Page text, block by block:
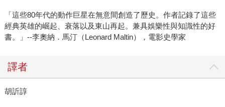
「這些80年代的動作巨星在無意間創造了歷史。作者記錄了這些
經典英雄的崛起、衰落以及東山再起。兼具娛樂性與知識性的好
書。」--李奧納．馬汀（Leonard Maltin），電影史學家
譯者
胡訢諄